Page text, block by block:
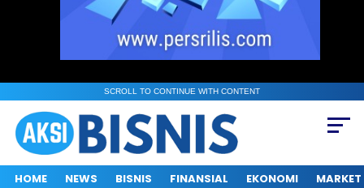
SCROLL TO CONTINUE WITH CONTENT
HOME NEWS BISNIS FINANSIAL EKONOMI MARKET